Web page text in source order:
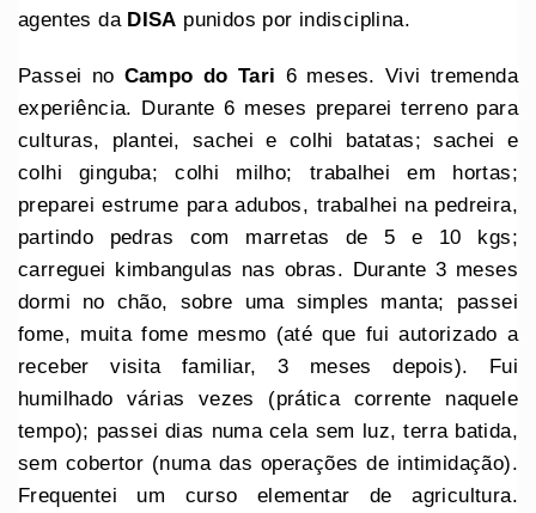
agentes da DISA punidos por indisciplina.
Passei no Campo do Tari 6 meses. Vivi tremenda
experiência. Durante 6 meses preparei terreno para
culturas, plantei, sachei e colhi batatas; sachei e
colhi ginguba; colhi milho; trabalhei em hortas;
preparei estrume para adubos, trabalhei na pedreira,
partindo pedras com marretas de 5 e 10 kgs;
carreguei kimbangulas nas obras. Durante 3 meses
dormi no chão, sobre uma simples manta; passei
fome, muita fome mesmo (até que fui autorizado a
receber visita familiar, 3 meses depois). Fui
humilhado várias vezes (prática corrente naquele
tempo); passei dias numa cela sem luz, terra batida,
sem cobertor (numa das operações de intimidação).
Frequentei um curso elementar de agricultura.